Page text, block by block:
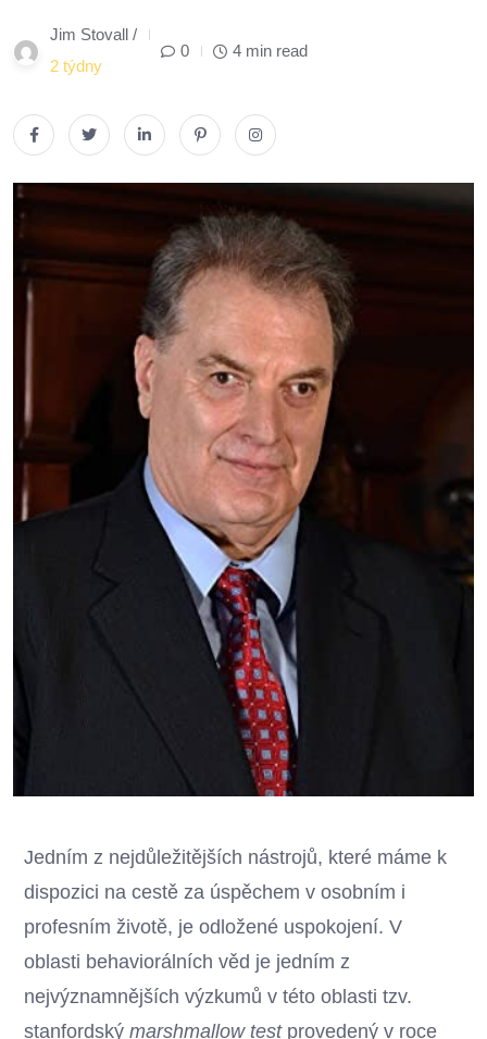
Jim Stovall /
2 týdny
0 4 min read
Jedním z nejdůležitějších nástrojů, které máme k
dispozici na cestě za úspěchem v osobním i
profesním životě, je odložené uspokojení. V
oblasti behaviorálních věd je jedním z
nejvýznamnějších výzkumů v této oblasti tzv.
stanfordský marshmallow testprovedený v roce